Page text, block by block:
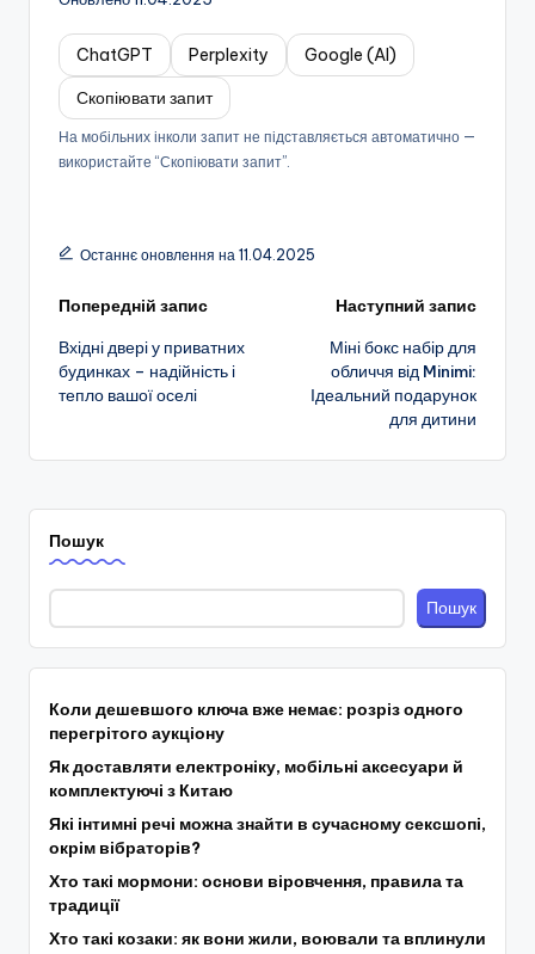
ChatGPT Perplexity
Google (AI)
Скопіювати запит
На мобільних інколи запит не підставляється автоматично —
використайте “Скопіювати запит”.
Останнє оновлення на 11.04.2025
Навігація
по
запису
Попередній запис
Вхідні двері у приватних
будинках – надійність і
тепло вашої оселі
Наступний запис
Міні бокс набір для
обличчя від Minimi:
Ідеальний подарунок
для дитини
Пошук
Пошук
Коли дешевшого ключа вже немає: розріз одного
перегрітого аукціону
Як доставляти електроніку, мобільні аксесуари й
комплектуючі з Китаю
Які інтимні речі можна знайти в сучасному сексшопі,
окрім вібраторів?
Хто такі мормони: основи віровчення, правила та
традиції
Хто такі козаки: як вони жили, воювали та вплинули